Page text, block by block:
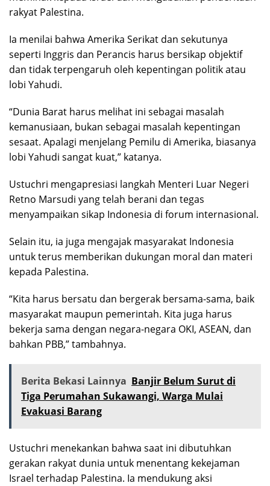
rakyat Palestina.
Ia menilai bahwa Amerika Serikat dan sekutunya
seperti Inggris dan Perancis harus bersikap objektif
dan tidak terpengaruh oleh kepentingan politik atau
lobi Yahudi.
“Dunia Barat harus melihat ini sebagai masalah
kemanusiaan, bukan sebagai masalah kepentingan
sesaat. Apalagi menjelang Pemilu di Amerika, biasanya
lobi Yahudi sangat kuat,” katanya.
Ustuchri mengapresiasi langkah Menteri Luar Negeri
Retno Marsudi yang telah berani dan tegas
menyampaikan sikap Indonesia di forum internasional.
Selain itu, ia juga mengajak masyarakat Indonesia
untuk terus memberikan dukungan moral dan materi
kepada Palestina.
“Kita harus bersatu dan bergerak bersama-sama, baik
masyarakat maupun pemerintah. Kita juga harus
bekerja sama dengan negara-negara OKI, ASEAN, dan
bahkan PBB,” tambahnya.
Berita Bekasi Lainnya Banjir Belum Surut di
Tiga Perumahan Sukawangi, Warga Mulai
Evakuasi Barang
Ustuchri menekankan bahwa saat ini dibutuhkan
gerakan rakyat dunia untuk menentang kekejaman
Israel terhadap Palestina. Ia mendukung aksi